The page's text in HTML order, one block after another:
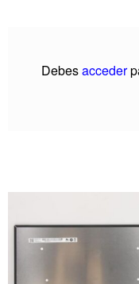
Debesacceder